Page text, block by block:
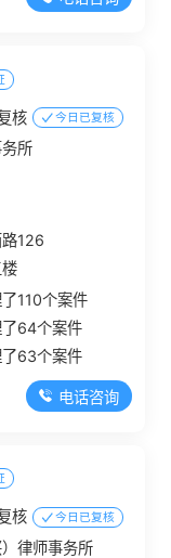
核 今日已复核
所
126
110个案件
64个案件
63个案件
电话咨询
核 今日已复核
律师事务所